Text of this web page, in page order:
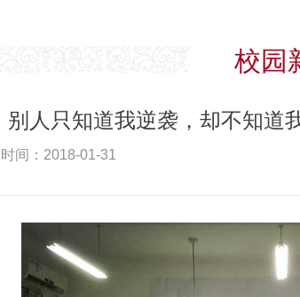
校园
别人只知道我逆袭，却不知道
间：2018-01-31